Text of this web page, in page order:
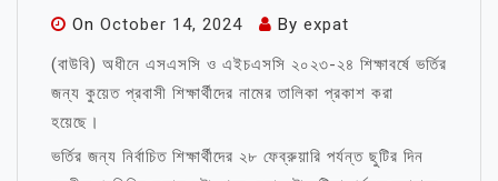
On October 14, 2024 By expat
(বাউবি) অধীনে এসএসসি ও এইচএসসি ২০২৩-২৪ শিক্ষাবর্ষে ভর্তির
জন্য কুয়েত প্রবাসী শিক্ষার্থীদের নামের তালিকা প্রকাশ করা
হয়েছে।
ভর্তির জন্য নির্বাচিত শিক্ষার্থীদের ২৮ ফেব্রুয়ারি পর্যন্ত ছুটির দিন